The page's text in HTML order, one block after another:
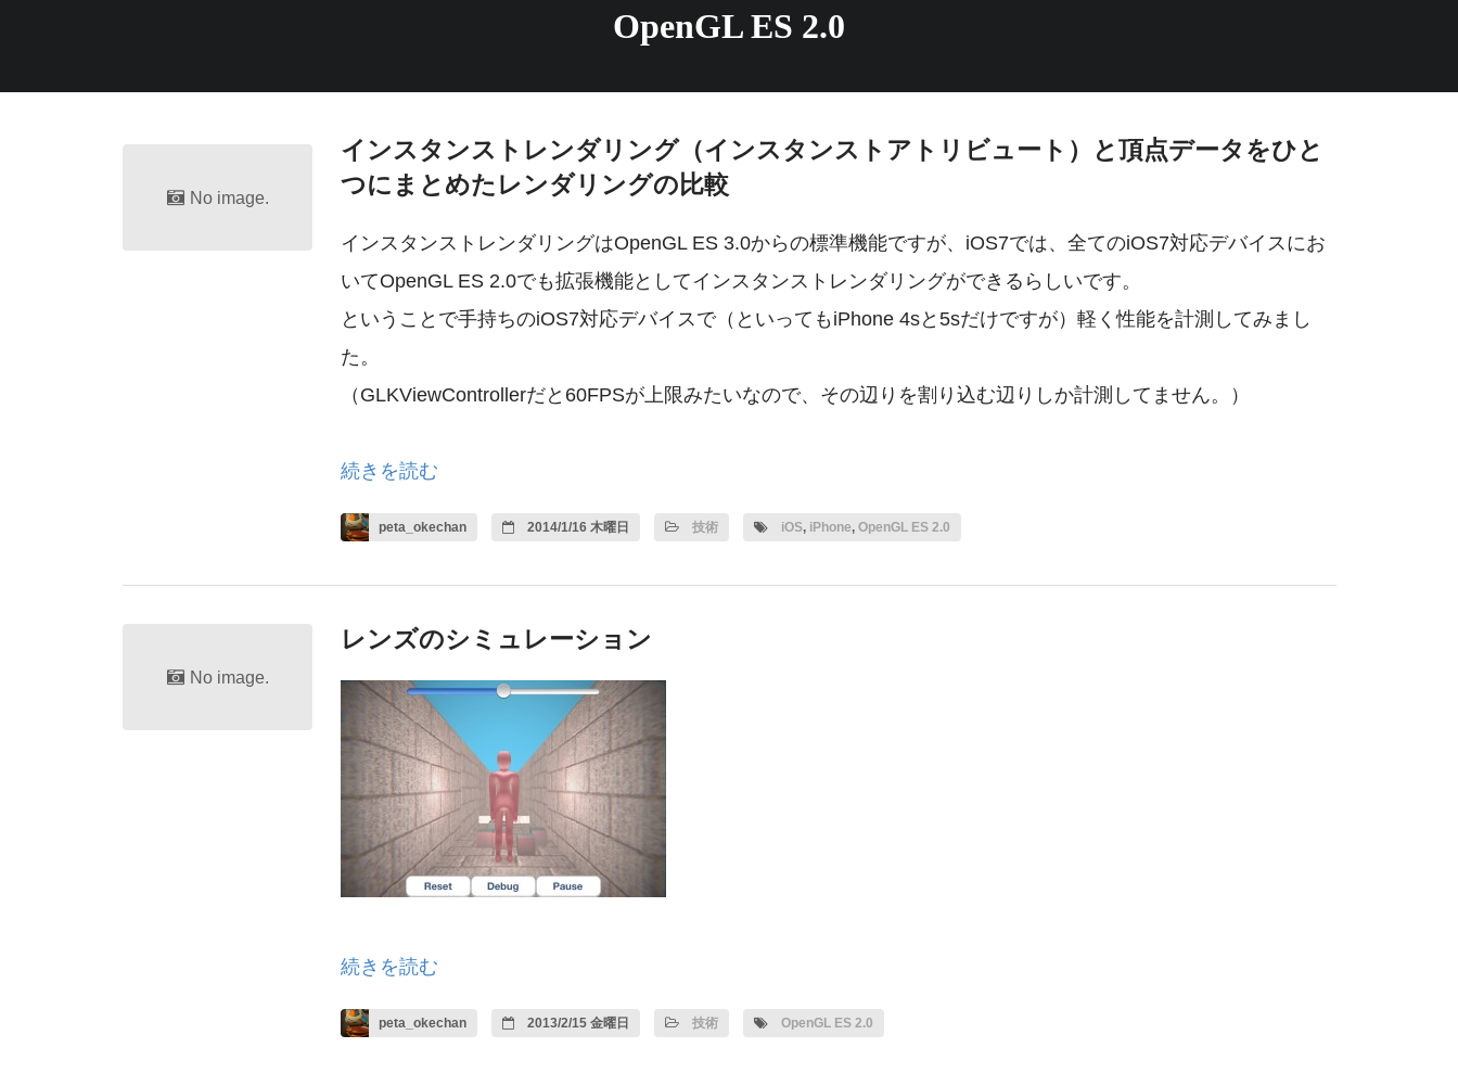
OpenGL ES 2.0
No image.
インスタンストレンダリング（インスタンストアトリビュート）と頂点データをひと
つにまとめたレンダリングの比較
インスタンストレンダリングはOpenGL ES 3.0からの標準機能ですが、iOS7では、全てのiOS7対応デバイスにお
いてOpenGL ES 2.0でも拡張機能としてインスタンストレンダリングができるらしいです。
ということで手持ちのiOS7対応デバイスで（といってもiPhone 4sと5sだけですが）軽く性能を計測してみまし
た。
（GLKViewControllerだと60FPSが上限みたいなので、その辺りを割り込む辺りしか計測してません。）
続きを読む
peta_okechan 2014/1/16 木曜日 技術 iOS, iPhone, OpenGL ES 2.0
No image.
レンズのシミュレーション
続きを読む
peta_okechan 2013/2/15 金曜日 技術 OpenGL ES 2.0